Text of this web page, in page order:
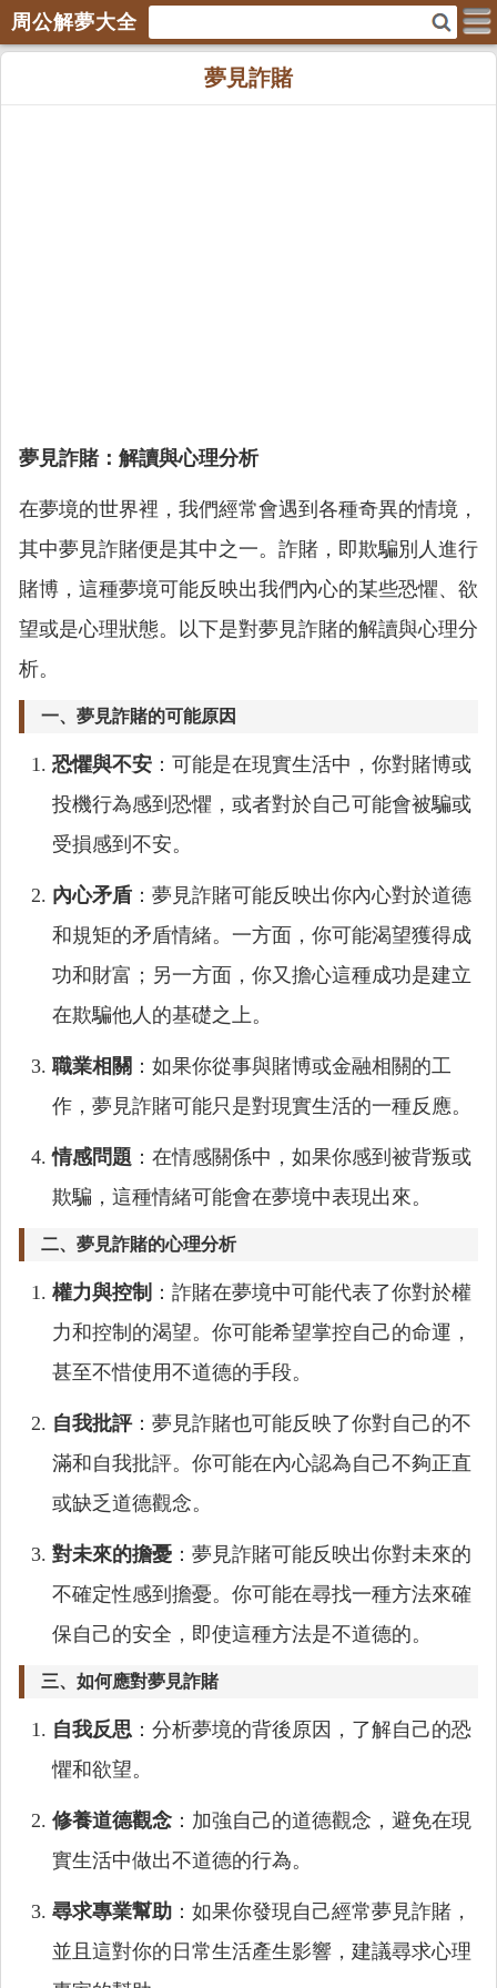
周公解夢大全
夢見詐賭
夢見詐賭：解讀與心理分析
在夢境的世界裡，我們經常會遇到各種奇異的情境，
其中夢見詐賭便是其中之一。詐賭，即欺騙別人進行
賭博，這種夢境可能反映出我們內心的某些恐懼、欲
望或是心理狀態。以下是對夢見詐賭的解讀與心理分
析。
一、夢見詐賭的可能原因
恐懼與不安 ：可能是在現實生活中，你對賭博或
投機行為感到恐懼，或者對於自己可能會被騙或
受損感到不安。
內心矛盾 ：夢見詐賭可能反映出你內心對於道德
和規矩的矛盾情緒。一方面，你可能渴望獲得成
功和財富；另一方面，你又擔心這種成功是建立
在欺騙他人的基礎之上。
職業相關 ：如果你從事與賭博或金融相關的工
作，夢見詐賭可能只是對現實生活的一種反應。
情感問題 ：在情感關係中，如果你感到被背叛或
欺騙，這種情緒可能會在夢境中表現出來。
二、夢見詐賭的心理分析
權力與控制 ：詐賭在夢境中可能代表了你對於權
力和控制的渴望。你可能希望掌控自己的命運，
甚至不惜使用不道德的手段。
自我批評：夢見詐賭也可能反映了你對自己的不
滿和自我批評。你可能在內心認為自己不夠正直
或缺乏道德觀念。
對未來的擔憂 ：夢見詐賭可能反映出你對未來的
不確定性感到擔憂。你可能在尋找一種方法來確
保自己的安全，即使這種方法是不道德的。
三、如何應對夢見詐賭
自我反思 ：分析夢境的背後原因，了解自己的恐
懼和欲望。
修養道德觀念 ：加強自己的道德觀念，避免在現
實生活中做出不道德的行為。
尋求專業幫助 ：如果你發現自己經常夢見詐賭，
並且這對你的日常生活產生影響，建議尋求心理